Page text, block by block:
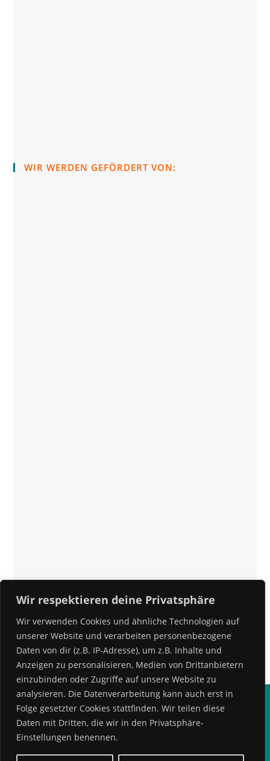
Wir respektieren deine Privatsphäre
Wir verwenden Cookies und ähnliche Technologien auf
unserer Website und verarbeiten personenbezogene
Daten von dir (z.B. IP-Adresse), um z.B. Inhalte und
Anzeigen zu personalisieren, Medien von Drittanbietern
einzubinden oder Zugriffe auf unsere Website zu
analysieren. Die Datenverarbeitung kann auch erst in
Folge gesetzter Cookies stattfinden. Wir teilen diese
Daten mit Dritten, die wir in den Privatsphäre-
Einstellungen benennen.
WIR WERDEN GEFÖRDERT VON:
Impressum Datenschutz